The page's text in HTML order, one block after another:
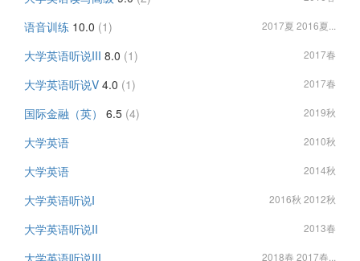
语音训练 10.0 (1) 2017夏 2016夏...
大学英语听说III 8.0 (1) 2017春
大学英语听说V 4.0 (1) 2017春
国际金融（英） 6.5 (4) 2019秋
大学英语 2010秋
大学英语 2014秋
大学英语听说I 2016秋 2012秋
大学英语听说II 2013春
大学英语听说III 2018春 2017春...